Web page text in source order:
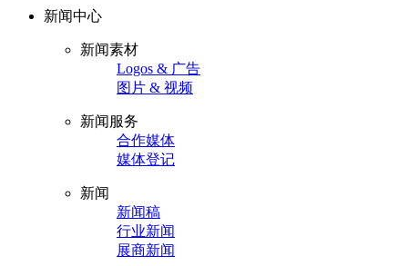
新闻中心
新闻素材
Logos & 广告
图片 & 视频
新闻服务
合作媒体
媒体登记
新闻
新闻稿
行业新闻
展商新闻